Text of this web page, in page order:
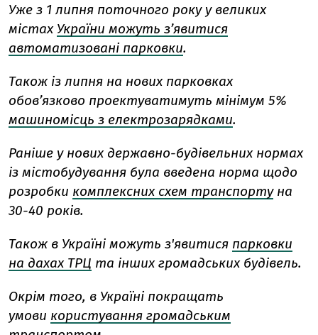
Уже з 1 липня поточного року у великих
містах України можуть з’явитися
автоматизовані парковки.
Також із липня на нових парковках
обов’язково проектуватимуть мінімум 5%
машиномісць з електрозарядками.
Раніше у нових державно-будівельних нормах
із містобудування була введена норма щодо
розробки комплексних схем транспортуна
30-40 років.
Також в Україні можуть з'явитися парковки
на дахах ТРЦ та інших громадських будівель.
Окрім того, в Україні покращать
умови користування громадським